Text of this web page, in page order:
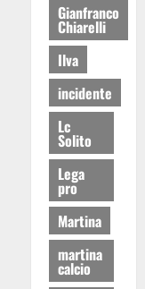
Gianfranco
Chiarelli
Ilva
incidente
Lc
Solito
Lega
pro
Martina
martina
calcio